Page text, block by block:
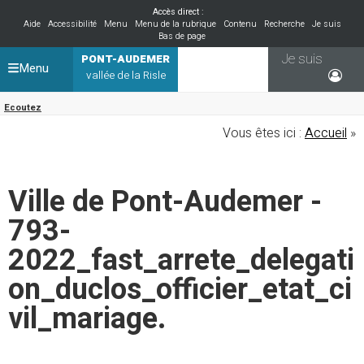
Accès direct :
Aide
Accessibilité Menu Menu de la rubrique Contenu Recherche
Je suis
Bas de page
PONT-AUDEMER
vallée de la Risle
Ecoutez
Je suis
Menu
Vous êtes ici : Accueil »
Ville de Pont-Audemer -
793-
2022_fast_arrete_delegati
on_duclos_officier_etat_ci
vil_mariage.